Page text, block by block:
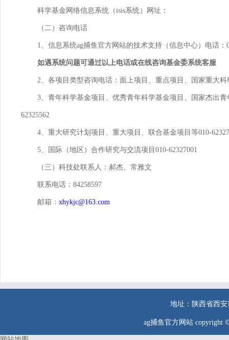
科学基金网络信息系统（isis系统）网址：
（二）咨询电话
1、信息系统ag捕鱼官方网站的技术支持（信息中心）电话：
如遇系统问题可通过以上电话或在线咨询基金委系统客服
2、各项目类型咨询电话：面上项目、重点项目、国家重大
3、青年科学基金项目、优秀青年科学基金项目、国家杰出
62325562
4、重大研究计划项目、重大项目、联合基金项目等010-
5、国际（地区）合作研究与交流项目 010-62327001
（三）科技处联系人：郝杰、常雅文
联系电话： 84258597
邮箱： xhykjc@163.com
地址：陕西省西
ag捕鱼官方网站